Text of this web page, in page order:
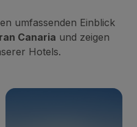
umfassenden Einblick
Canaria und zeigen
Hotels.